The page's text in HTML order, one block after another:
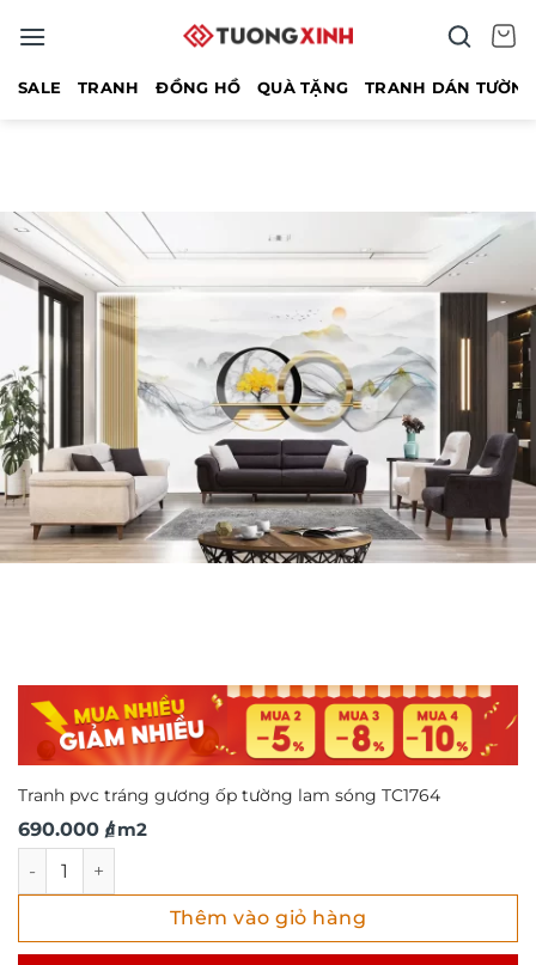
qua
SALE TRANH ĐỒNG HỒ QUÀ TẶNG TRANH DÁN
Tranh pvc tráng gương ốp tường lam sóng TC1764
690.000 ₫
/ m2
Tranh pvc tráng gương ốp tường lam sóng TC1764 số
Thêm vào giỏ hàng